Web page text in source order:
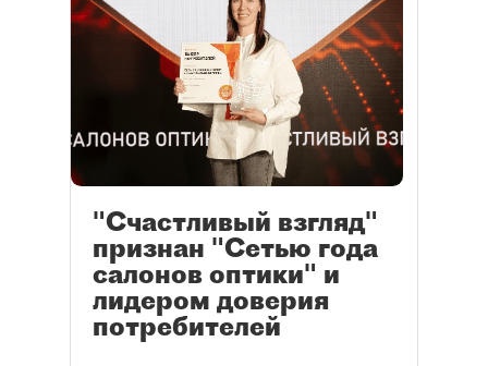
"Счастливый взгляд"
признан "Сетью года
салонов оптики" и
лидером доверия
потребителей